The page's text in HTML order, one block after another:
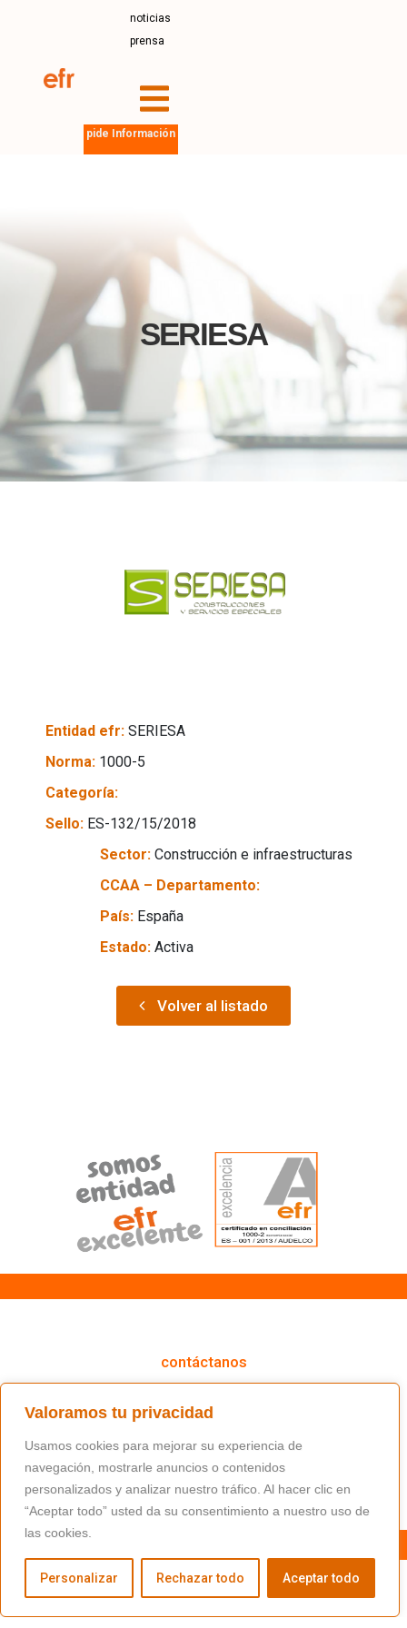
Valoramos tu privacidad
Usamos cookies para mejorar su experiencia de
navegación, mostrarle anuncios o contenidos
personalizados y analizar nuestro tráfico. Al hacer clic en
“Aceptar todo” usted da su consentimiento a nuestro uso de
las cookies.
Personalizar Rechazar todo Aceptar todo
noticias
prensa
pide Información
SERIESA
Entidad efr: SERIESA
Norma: 1000-5
Categoría:
Sello: ES-132/15/2018
Sector: Construcción e infraestructuras
CCAA – Departamento:
País: España
Estado: Activa
Volver al listado
contáctanos
(+34) 91 766 98 56 / fundacion@masfamilia.org
síguenos en nuestras redes sociales